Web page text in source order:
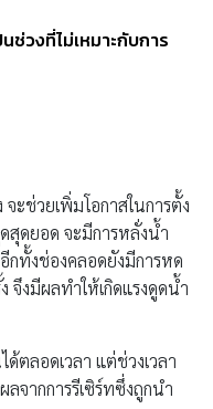
วงที่ไม่เหมาะกับการ
ะช่วยเพิ่มโอกาสในการตั้ง
สุดยอด จะมีการหลั่งน้ำ
กทั้งช่องคลอดยังมีการหด
จึงมีผลทำให้เกิดแรงดูดน้ำ
ตลอดเวลา แต่ช่วงเวลา
จากการรีเซิร์ทซึ่งถูกนำ